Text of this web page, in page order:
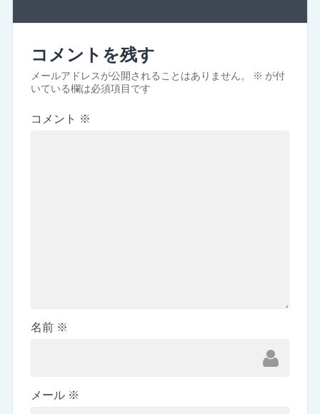
コメントを残す
メールアドレスが公開されることはありません。 ※ が付
いている欄は必須項目です
コメント ※
名前 ※
メール ※